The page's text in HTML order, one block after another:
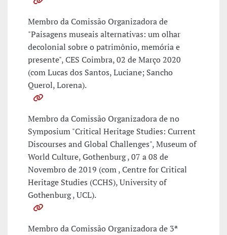
Membro da Comissão Organizadora de
"Paisagens museais alternativas: um olhar
decolonial sobre o patrimônio, memória e
presente", CES Coimbra, 02 de Março 2020
(com Lucas dos Santos, Luciane; Sancho
Querol, Lorena).
Membro da Comissão Organizadora de no
Symposium "Critical Heritage Studies: Current
Discourses and Global Challenges", Museum of
World Culture, Gothenburg , 07 a 08 de
Novembro de 2019 (com , Centre for Critical
Heritage Studies (CCHS), University of
Gothenburg , UCL).
Membro da Comissão Organizadora de 3ª